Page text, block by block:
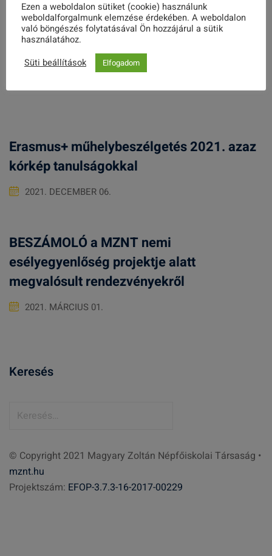
1%-ÉRT – 100% KULTÚRÉLMÉNY
2024. MÁJUS 08.
Erasmus+ műhelybeszélgetés 2021. azaz
kórkép tanulságokkal
2021. DECEMBER 06.
BESZÁMOLÓ a MZNT nemi
esélyegyenlőség projektje alatt
megvalósult rendezvényekről
2021. MÁRCIUS 01.
Keresés
e
s
é
© Copyright 2021 Magyary Zoltán Népfőiskolai Társaság •
mznt.hu
Projektszám: EFOP-3.7.3-16-2017-00229
Ezen a weboldalon sütiket (cookie) használunk
weboldalforgalmunk elemzése érdekében. A weboldalon
való böngészés folytatásával Ön hozzájárul a sütik
használatához.
Süti beállítások
Elfogadom